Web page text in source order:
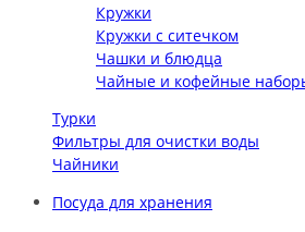
Кружки
Кружки с ситечком
Чашки и блюдца
Чайные и кофейные
Турки
Фильтры для очистки воды
Чайники
Посуда для хранения